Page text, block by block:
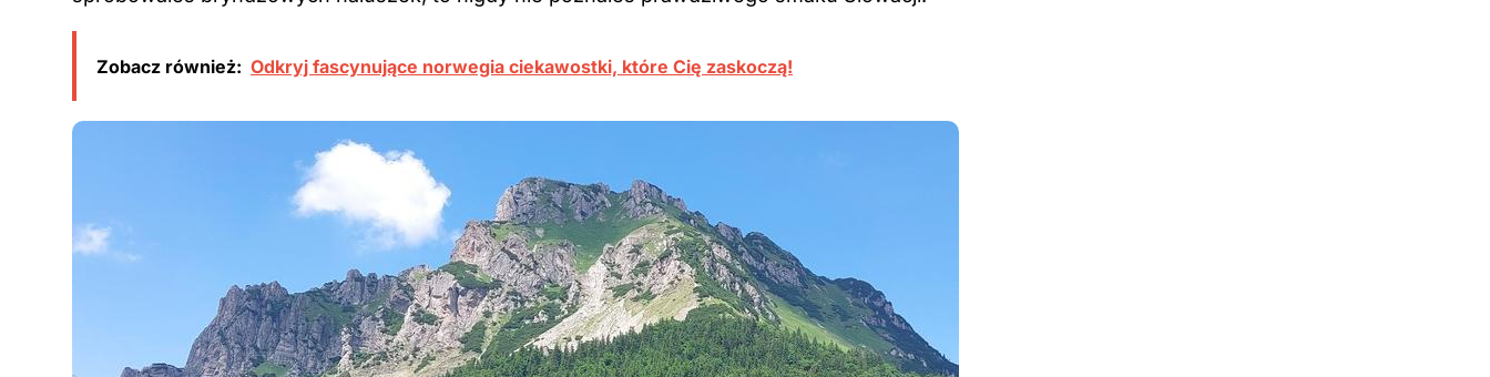
Zobacz również: Odkryj fascynujące norwegia ciekawostki, które Cię zaskoczą!